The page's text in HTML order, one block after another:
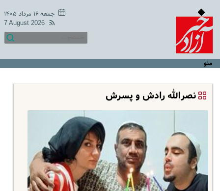
جمعه ۱۶ مرداد ۱۴۰۵
7 August 2026
منو
نصرالله رادش و پسرش